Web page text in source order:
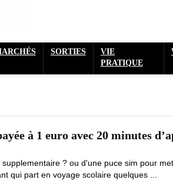
SORTIES
VIE
PRATIQUE
à 1 euro avec 20 minutes
? ou d'une puce sim pour
qui part en voyage scolaire quelques ...